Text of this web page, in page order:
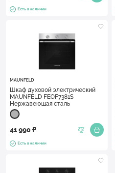
Есть в наличии
MAUNFELD
Шкаф духовой электрический
MAUNFELD FEOF7381S
Нержавеющая сталь
41 990 ₽
Есть в наличии